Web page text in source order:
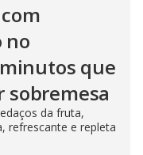
no
que
da fruta,
refrescante e repleta